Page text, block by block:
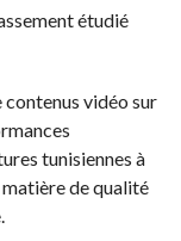
étudié
vidéo sur
tunisiennes à
de qualité